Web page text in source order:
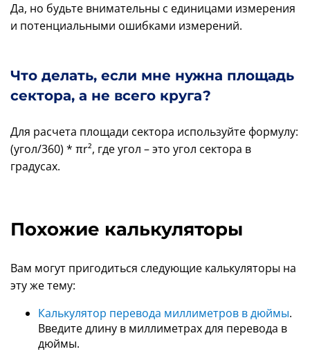
Да, но будьте внимательны с единицами измерения
и потенциальными ошибками измерений.
Что делать, если мне нужна площадь
сектора, а не всего круга?
Для расчета площади сектора используйте формулу:
(угол/360) * πr², где угол – это угол сектора в
градусах.
Похожие калькуляторы
Вам могут пригодиться следующие калькуляторы на
эту же тему:
Калькулятор перевода миллиметров в дюймы.
Введите длину в миллиметрах для перевода в
дюймы.